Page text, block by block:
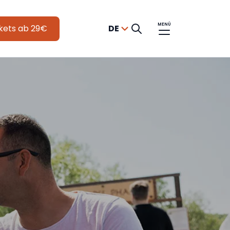
ab 29€ DE MENÜ